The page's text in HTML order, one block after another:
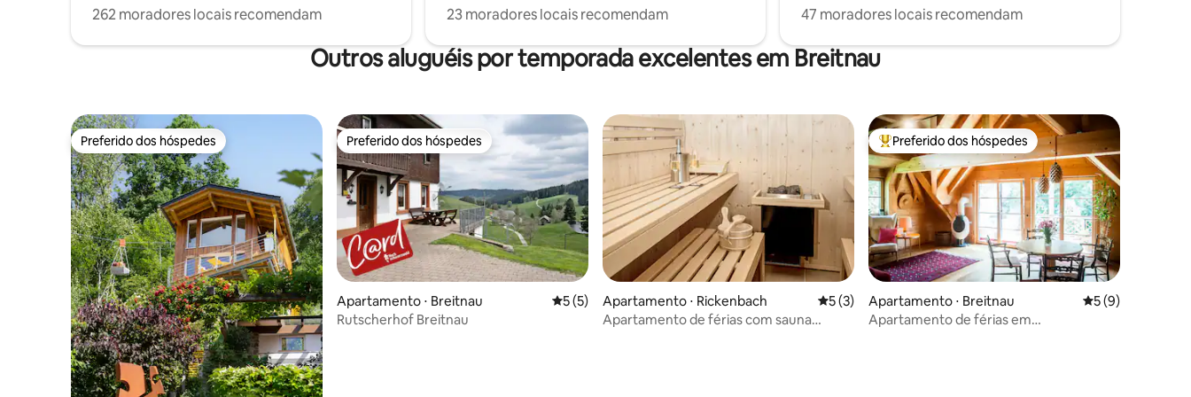
262 moradores locais recomendam
23 moradores locais recomendam
47 moradores locais recomendam
Outros aluguéis por temporada excelentes em Breitnau
Preferido dos hóspedes
Preferido dos hóspedes Preferido dos hóspedes
Preferido dos hóspedes
Apartamento ⋅ Breitnau 5 de uma avaliação média de 5, 5 avaliações
5 (5)
Rutscherhof Breitnau
Apartamento ⋅ Rickenbach 5 de uma avaliação média de 5, 3 avaliações
5 (3)
Apartamento de férias com sauna
Entre os melhores preferidos dos hóspedes
Preferido dos hóspedes
Apartamento ⋅ Breitnau 5 de uma
5 (9)
Apartamento de férias em